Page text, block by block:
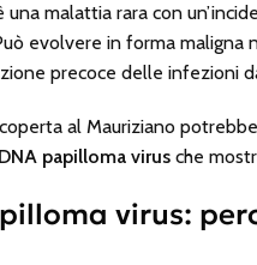
malattia rara con
evolvere in forma maligna
precoce delle infezioni
al Mauriziano
papilloma virusche
virus: